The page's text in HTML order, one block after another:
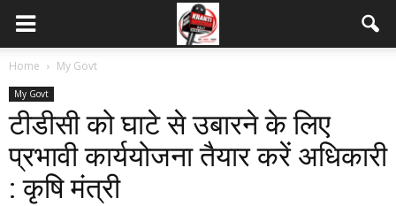
Home My Govt
My Govt
टीडीसी को घाटे से उबारने के लिए
प्रभावी कार्ययोजना तैयार करें अधिकारी
: कृषि मंत्री